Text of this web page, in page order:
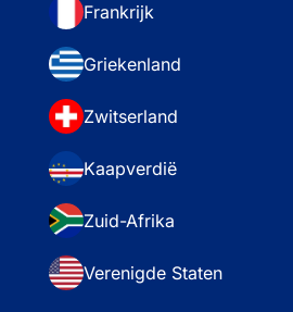
Frankrijk
Griekenland
Zwitserland
Kaapverdië
Zuid-Afrika
Verenigde Staten